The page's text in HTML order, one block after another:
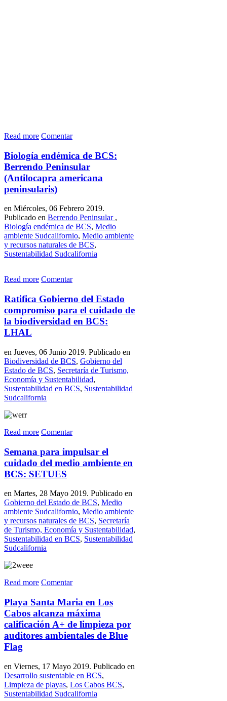
Read more Comentar
Biología endémica de BCS:
Berrendo Peninsular
(Antilocapra americana
peninsularis)
en Miércoles, 06 Febrero 2019.
Publicado en Berrendo Peninsular ,
Biología endémica de BCS, Medio
ambiente Sudcalifornio, Medio ambiente
y recursos naturales de BCS,
Sustentabilidad Sudcalifornia
Read more Comentar
Ratifica Gobierno del Estado
compromiso para el cuidado de
la biodiversidad en BCS:
LHAL
en Jueves, 06 Junio 2019. Publicado en
Biodiversidad de BCS, Gobierno del
Estado de BCS, Secretaría de Turismo,
Economía y Sustentabilidad,
Sustentabilidad en BCS, Sustentabilidad
Sudcalifornia
Read more Comentar
Semana para impulsar el
cuidado del medio ambiente en
BCS: SETUES
en Martes, 28 Mayo 2019. Publicado en
Gobierno del Estado de BCS, Medio
ambiente Sudcalifornio, Medio ambiente
y recursos naturales de BCS, Secretaría
de Turismo, Economía y Sustentabilidad,
Sustentabilidad en BCS, Sustentabilidad
Sudcalifornia
Read more Comentar
Playa Santa Maria en Los
Cabos alcanza máxima
calificación A+ de limpieza por
auditores ambientales de Blue
Flag
en Viernes, 17 Mayo 2019. Publicado en
Desarrollo sustentable en BCS,
Limpieza de playas, Los Cabos BCS,
Sustentabilidad Sudcalifornia